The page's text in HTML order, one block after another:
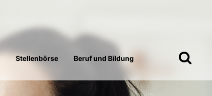
Stellenbörse Beruf und Bildung